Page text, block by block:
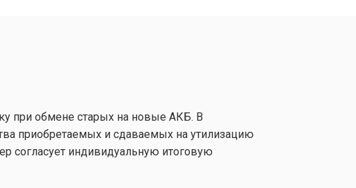
при обмене старых на новые АКБ. В
приобретаемых и сдаваемых на утилизацию
согласует индивидуальную итоговую